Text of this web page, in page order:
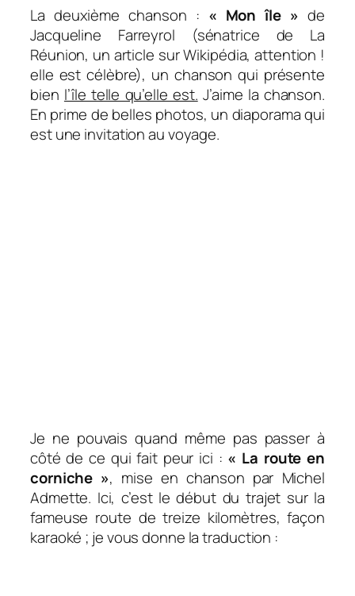
La deuxième chanson : « Mon île » de
Jacqueline Farreyrol (sénatrice de La
Réunion, un article sur Wikipédia, attention !
elle est célèbre), un chanson qui présente
bien l’île telle qu’elle est. J’aime la chanson.
En prime de belles photos, un diaporama qui
est une invitation au voyage.
Je ne pouvais quand même pas passer à
côté de ce qui fait peur ici : « La route en
corniche », mise en chanson par Michel
Admette. Ici, c’est le début du trajet sur la
fameuse route de treize kilomètres, façon
karaoké ; je vous donne la traduction :